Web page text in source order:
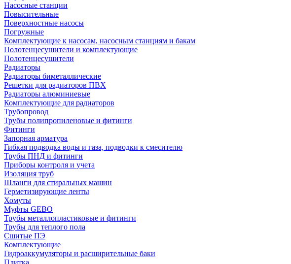
Насосные станции
Повысительные
Поверхностные насосы
Погружные
Комплектующие к насосам, насосным станциям и бакам
Полотенцесушители и комплектующие
Полотенцесушители
Радиаторы
Радиаторы биметаллические
Решетки для радиаторов ПВХ
Радиаторы алюминиевые
Комплектующие для радиаторов
Трубопровод
Трубы полипропиленовые и фитинги
Фитинги
Запорная арматура
Гибкая подводка воды и газа, подводки к смесителю
Трубы ПНД и фитинги
Приборы контроля и учета
Изоляция труб
Шланги для стиральных машин
Герметизирующие ленты
Хомуты
Муфты GEBO
Трубы металлопластиковые и фитинги
Трубы для теплого пола
Сшитые ПЭ
Комплектующие
Гидроаккумуляторы и расширительные баки
Плитка